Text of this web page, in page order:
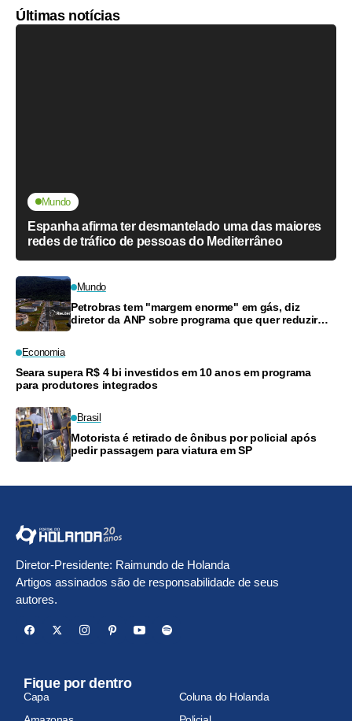
Últimas notícias
Mundo
Espanha afirma ter desmantelado uma das maiores
redes de tráfico de pessoas do Mediterrâneo
Mundo
Petrobras tem "margem enorme" em gás, diz
diretor da ANP sobre programa que quer reduzir
Economia
Seara supera R$ 4 bi investidos em 10 anos em programa
para produtores integrados
Brasil
Motorista é retirado de ônibus por policial após
pedir passagem para viatura em SP
Diretor-Presidente: Raimundo de Holanda
Artigos assinados são de responsabilidade de seus
autores.
Fique por dentro
Capa
Coluna do Holanda